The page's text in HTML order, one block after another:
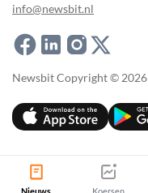
info@newsbit.nl
Newsbit Copyright © 2026